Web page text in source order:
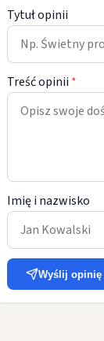
Tytuł opinii
Treść opinii *
Imię i nazwisko
Wyślij opinię